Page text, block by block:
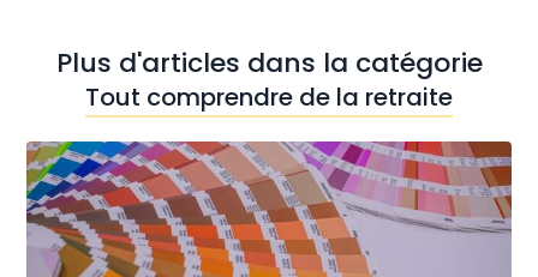
Plus d'articles dans la catégorie
Tout comprendre de la retraite